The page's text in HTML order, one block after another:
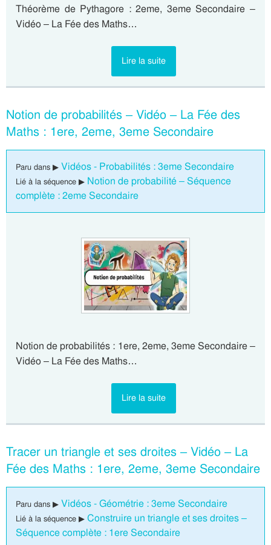
Théorème de Pythagore : 2eme, 3eme Secondaire –
Vidéo – La Fée des Maths…
Lire la suite
Notion de probabilités – Vidéo – La Fée des
Maths : 1ere, 2eme, 3eme Secondaire
Paru dans ▶ Vidéos - Probabilités : 3eme Secondaire
Lié à la séquence ▶ Notion de probabilité – Séquence
complète : 2eme Secondaire
Notion de probabilités : 1ere, 2eme, 3eme Secondaire –
Vidéo – La Fée des Maths…
Lire la suite
Tracer un triangle et ses droites – Vidéo – La
Fée des Maths : 1ere, 2eme, 3eme Secondaire
Paru dans ▶ Vidéos - Géométrie : 3eme Secondaire
Lié à la séquence ▶ Construire un triangle et ses droites –
Séquence complète : 1ere Secondaire